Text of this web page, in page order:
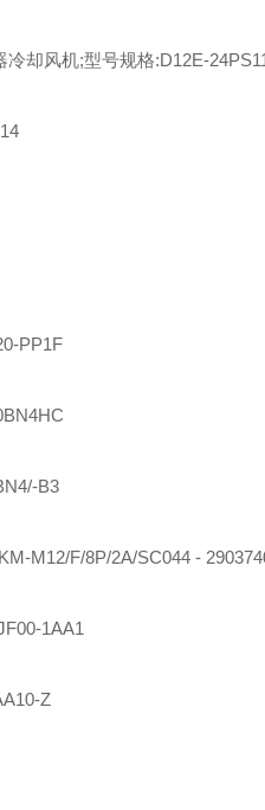
却风机;型号规格:D12E-
PP1F
B3
M12/F/8P/2A/SC044 -
1AA1
Z